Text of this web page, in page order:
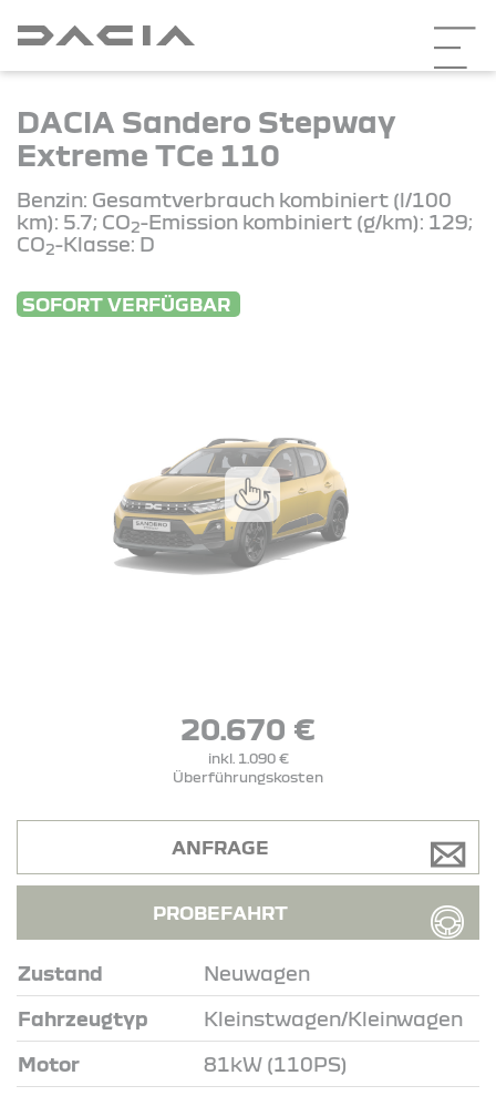
DACIA Sandero Stepway
Extreme TCe 110
Benzin: Gesamtverbrauch kombiniert (l/100
km): 5.7; CO2-Emission kombiniert (g/km): 129;
CO2-Klasse: D
SOFORT VERFÜGBAR
20.670 €
inkl. 1.090 €
Überführungskosten
Zustand Neuwagen
Fahrzeugtyp Kleinstwagen/Kleinwagen
Motor 81kW (110PS)
ANFRAGE
PROBEFAHRT